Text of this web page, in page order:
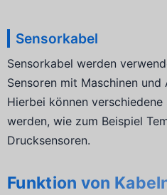
Sensorkabel
Sensorkabel werden
Sensoren mit Maschinen
Hierbei können
werden, wie zum Beispiel
Drucksensoren.
Funktion von